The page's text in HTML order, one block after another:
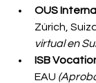
OUS
Zúrich,
virtual en
ISB
EAU